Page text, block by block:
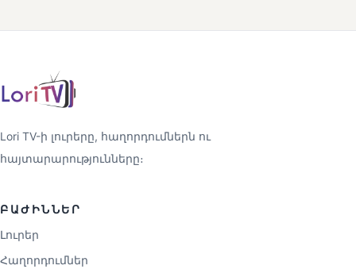
Lori TV-ի լուրերը, հաղորդումներն ու
հայտարարությունները։
ԲԱԺԻՆՆԵՐ
Լուրեր
Հաղորդումներ